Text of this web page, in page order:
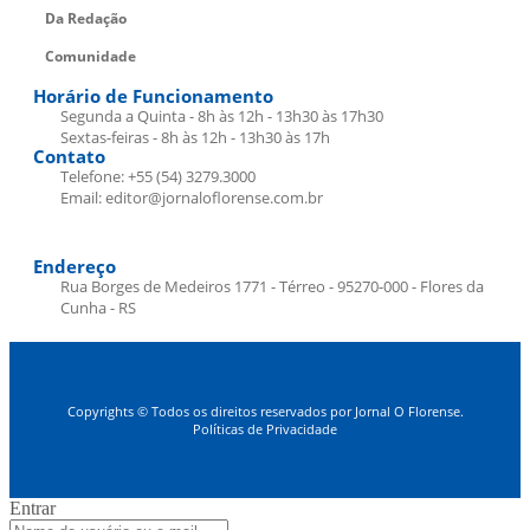
Da Redação
Comunidade
Horário de Funcionamento
Segunda a Quinta - 8h às 12h - 13h30 às 17h30
Sextas-feiras - 8h às 12h - 13h30 às 17h
Contato
Telefone: +55 (54) 3279.3000
Email: editor@jornaloflorense.com.br
Endereço
Rua Borges de Medeiros 1771 - Térreo - 95270-000 - Flores da
Cunha - RS
Copyrights © Todos os direitos reservados por Jornal O Florense.
Políticas de Privacidade
Entrar